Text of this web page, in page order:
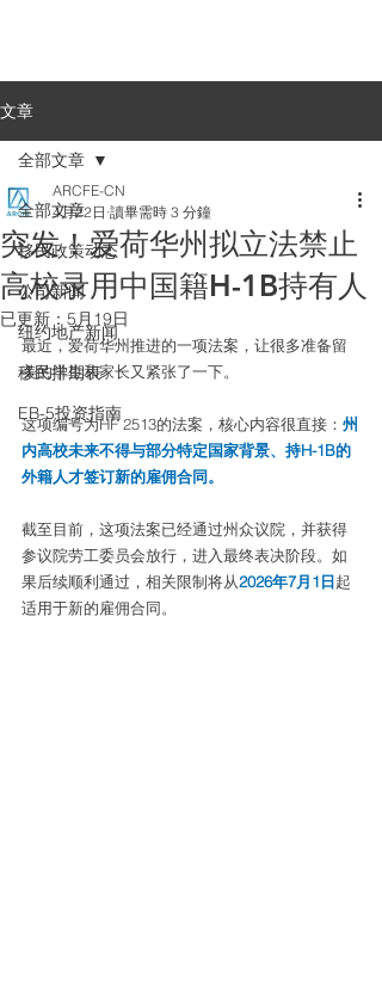
文章
全部文章
移民政策动态
公司新闻
纽约地产新闻
移民排期表
EB-5投资指南
全部文章
突发！爱荷华州拟立法禁止
高校录用中国籍H-1B持有人
ARCFE-CN
4月22日 讀畢需時 3 分鐘
已更新：5月19日
最近，爱荷华州推进的一项法案，让很多准备留
美的学生和家长又紧张了一下。
这项编号为HF 2513的法案，核心内容很直接： 州
内高校未来不得与部分特定国家背景、持H-1B的
外籍人才签订新的雇佣合同。
截至目前，这项法案已经通过州众议院，并获得
参议院劳工委员会放行，进入最终表决阶段。如
果后续顺利通过，相关限制将从2026年7月1日起
适用于新的雇佣合同。